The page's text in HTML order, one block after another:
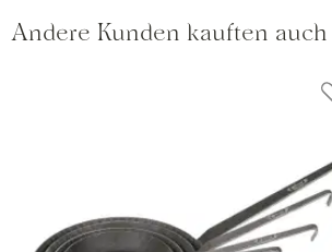
Andere Kunden kauften auch